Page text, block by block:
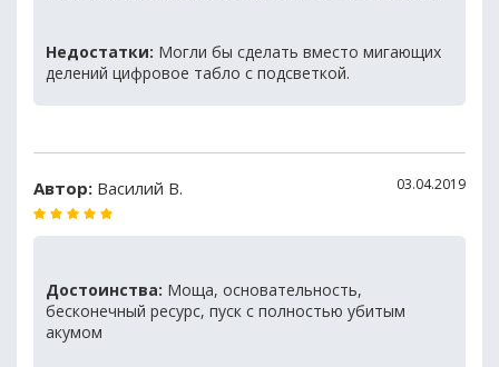
Недостатки: Могли бы сделать вместо мигающих
делений цифровое табло с подсветкой.
Автор: Василий В. 03.04.2019
Достоинства: Моща, основательность,
бесконечный ресурс, пуск с полностью убитым
акумом